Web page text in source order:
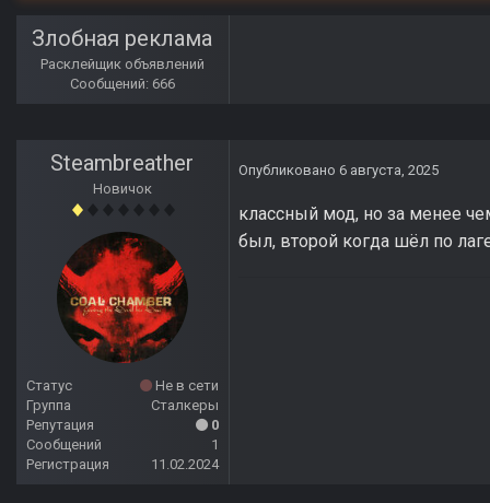
Злобная реклама
Расклейщик объявлений
Сообщений: 666
Steambreather
Новичок
Статус
Не в сети
Группа
Сталкеры
Репутация
0
Сообщений
1
Регистрация
11.02.2024
Опубликовано 6 августа, 2025
классный мод, но за менее
был, второй когда шёл по